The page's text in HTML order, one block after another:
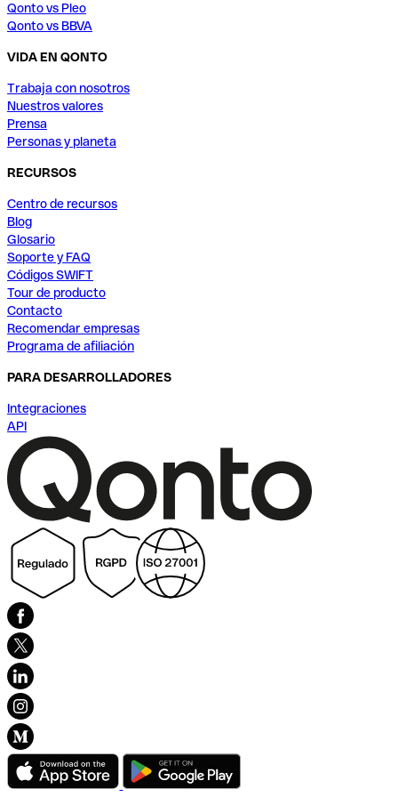
Qonto vs Pleo
Qonto vs BBVA
VIDA EN QONTO
Trabaja con nosotros
Nuestros valores
Prensa
Personas y planeta
RECURSOS
Centro de recursos
Blog
Glosario
Soporte y FAQ
Códigos SWIFT
Tour de producto
Contacto
Recomendar empresas
Programa de afiliación
PARA DESARROLLADORES
Integraciones
API